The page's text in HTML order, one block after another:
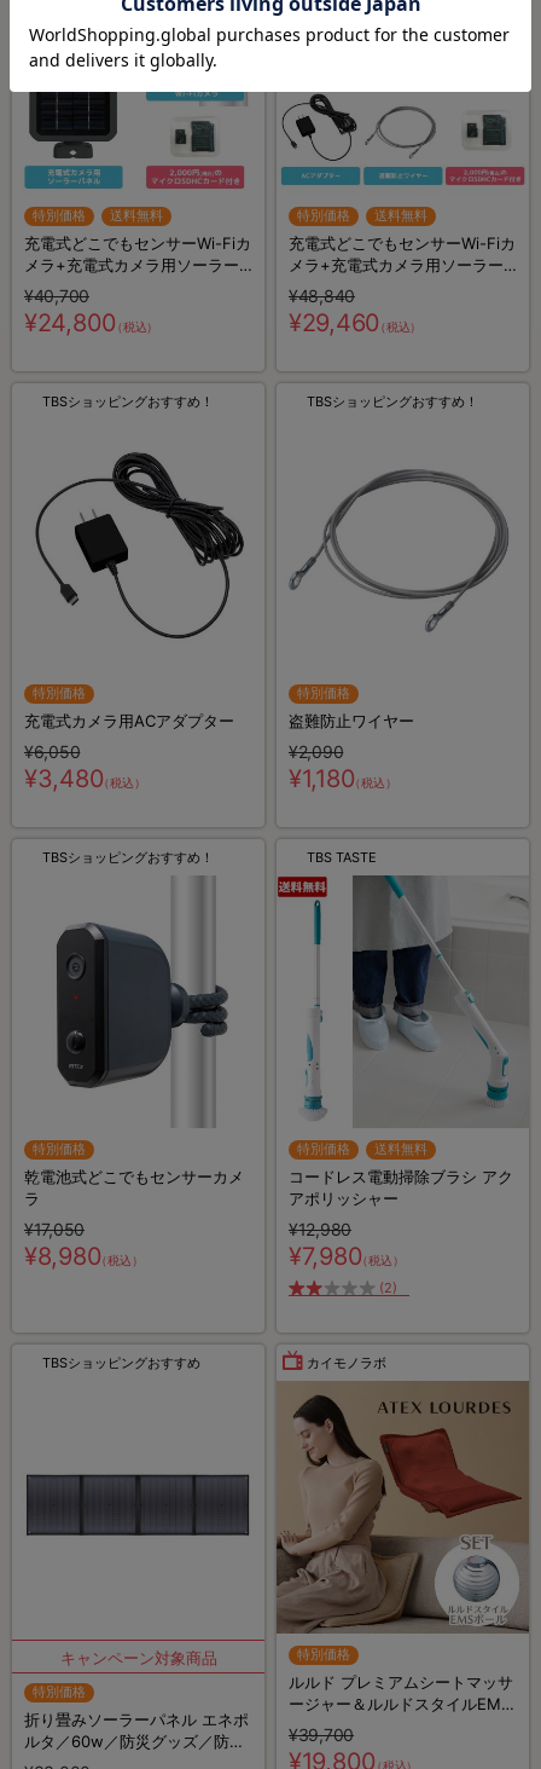
特別価格 送料無料
充電式どこでもセンサーWi-Fiカ
メラ+充電式カメラ用ソーラー
パネル+マイクロSDHCカード
16GB
¥40,700
¥24,800（税込）
特別価格 送料無料
充電式どこでもセンサーWi-Fiカ
メラ+充電式カメラ用ソーラー
パネル+マイクロSDHCカード
16GB+ACアダプター+盗難防止
ワイヤー
¥48,840
¥29,460（税込）
TBSショッピングおすすめ！
特別価格
充電式カメラ用ACアダプター
¥6,050
¥3,480（税込）
TBSショッピングおすすめ！
特別価格
盗難防止ワイヤー
¥2,090
¥1,180（税込）
TBSショッピングおすすめ！
特別価格
乾電池式どこでもセンサーカメ
ラ
¥17,050
¥8,980（税込）
TBS TASTE
特別価格 送料無料
コードレス電動掃除ブラシ アク
アポリッシャー
¥12,980
¥7,980（税込）
(2)
TBSショッピングおすすめ
特別価格
折り畳みソーラーパネル エネポ
ルタ／60w／防災グッズ／防災
用品
カイモノラボ
特別価格
ルルド プレミアムシートマッサ
ージャー＆ルルドスタイルEMS
ボール
¥39,700
¥19,800（税込）